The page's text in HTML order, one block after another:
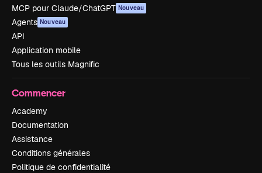
MCP pour Claude/ChatGPT Nouveau
Agents Nouveau
API
Application mobile
Tous les outils Magnific
Commencer
Academy
Documentation
Assistance
Conditions générales
Politique de confidentialité